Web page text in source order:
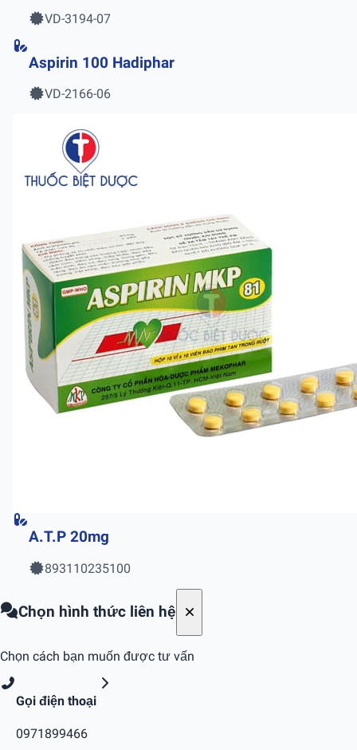
VD-3194-07
Aspirin 100 Hadiphar
VD-2166-06
A.T.P 20mg
893110235100
Chọn hình thức liên hệ
Chọn cách bạn muốn được tư vấn
Gọi điện thoại
0971899466